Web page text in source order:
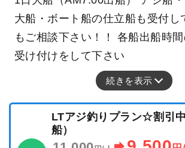
大船・ボート船の仕立船も受付し
もご相談下さい！！ 各船出船時
受け付けをして下さい
続きを表示
LTアジ釣りプラン☆割引
船）